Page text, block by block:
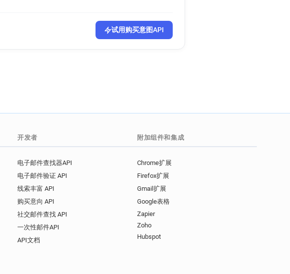
试用购买意图API
开发者
电子邮件查找器API
电子邮件验证 API
线索丰富 API
购买意向 API
社交邮件查找 API
一次性邮件API
API文档
附加组件和集成
Chrome扩展
Firefox扩展
Gmail扩展
Google表格
Zapier
Zoho
Hubspot